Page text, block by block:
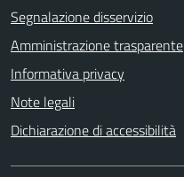
Segnalazione disservizio
Amministrazione trasparente
Informativa privacy
Note legali
Dichiarazione di accessibilità